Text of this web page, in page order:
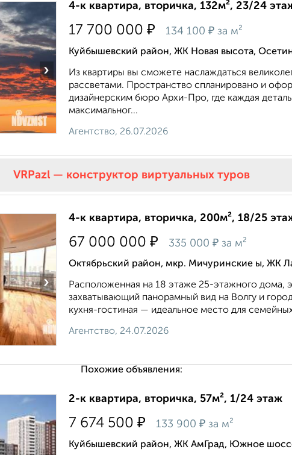
›
4-к квартира, вторичка, 132м², 23/24
17 700 000 ₽ 134 100 ₽ за м²
Куйбышевский район, ЖК Новая высота,
Из квартиры вы сможете наслаждаться
рассветами. Пространство спланировано и
дизайнерским бюро Архи-Про, где каждая
максимальног...
Агентство, 26.07.2026
VRPazl — конструктор виртуальных туров
›
4-к квартира, вторичка, 200м², 18/25
67 000 000 ₽ 335 000 ₽ за м²
Октябрьский район, мкр. Мичуринские ы, ЖК
Расположенная на 18 этаже 25-этажного дома,
захватывающий панорамный вид на Волгу и
кухня-гостиная — идеальное место для
Агентство, 24.07.2026
Похожие объявления:
2-к квартира, вторичка, 57м², 1/24 этаж
7 674 500 ₽ 133 900 ₽ за м²
Куйбышевский район, ЖК АмГрад, Южное